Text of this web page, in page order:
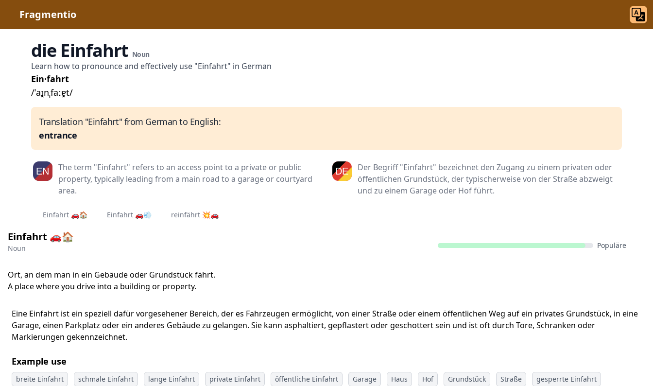
Fragmentio
die Einfahrt Noun
Learn how to pronounce and effectively use "Einfahrt" in German
Ein·fahrt
/ˈaɪ̯nˌfaːɐ̯t/
Translation "Einfahrt" from German to English:
entrance
The term "Einfahrt" refers to an access point to a private or public
property, typically leading from a main road to a garage or courtyard
area.
Der Begriff "Einfahrt" bezeichnet den Zugang zu einem privaten oder
öffentlichen Grundstück, der typischerweise von der Straße abzweigt
und zu einem Garage oder Hof führt.
Einfahrt 🚗🏠 Einfahrt 🚗💨 reinfährt 💥🚗
Einfahrt 🚗🏠
Noun Populäre
Ort, an dem man in ein Gebäude oder Grundstück fährt.
A place where you drive into a building or property.
Eine Einfahrt ist ein speziell dafür vorgesehener Bereich, der es Fahrzeugen ermöglicht, von einer Straße oder einem öffentlichen Weg auf ein privates Grundstück, in eine
Garage, einen Parkplatz oder ein anderes Gebäude zu gelangen. Sie kann asphaltiert, gepflastert oder geschottert sein und ist oft durch Tore, Schranken oder
Markierungen gekennzeichnet.
Example use
breite Einfahrt schmale Einfahrt lange Einfahrt private Einfahrt öffentliche Einfahrt Garage Haus Hof Grundstück Straße
gesperrte Einfahrt